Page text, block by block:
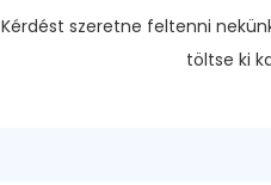
Kérdést szeretne feltenni
töltse ki